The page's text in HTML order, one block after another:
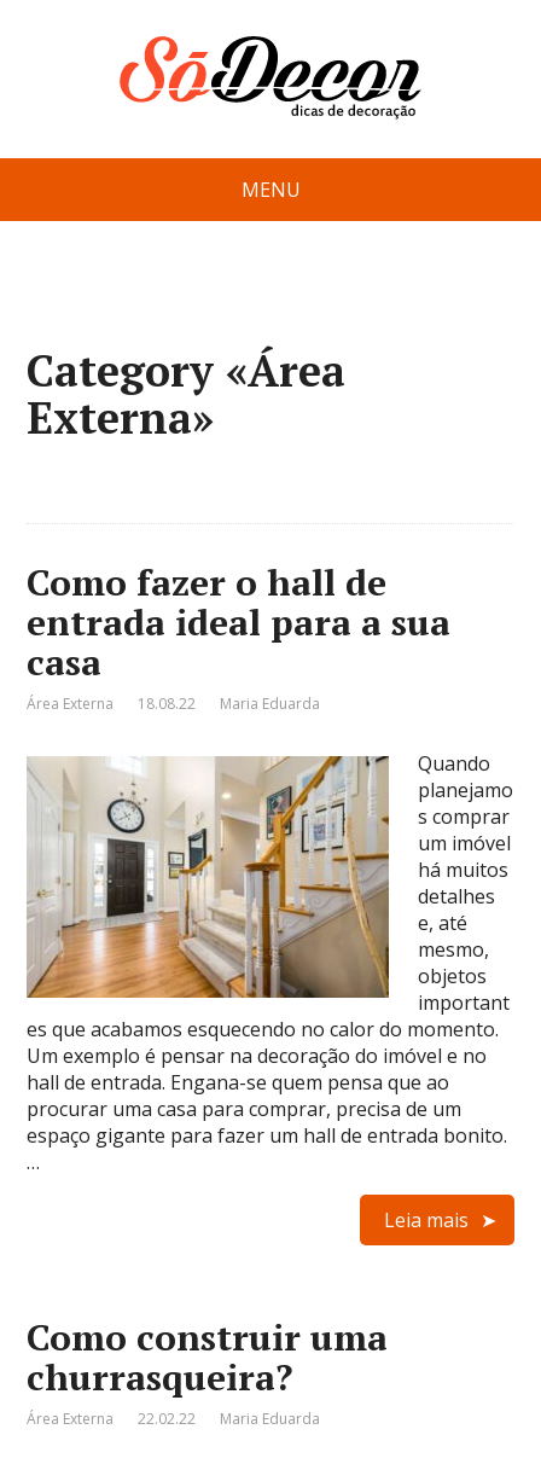
MENU
Category «Área
Externa»
Como fazer o hall de
entrada ideal para a sua
casa
Área Externa 18.08.22 Maria Eduarda
Quando
planejamo
s comprar
um imóvel
há muitos
detalhes
e, até
mesmo,
objetos
important
es que acabamos esquecendo no calor do momento.
Um exemplo é pensar na decoração do imóvel e no
hall de entrada. Engana-se quem pensa que ao
procurar uma casa para comprar, precisa de um
espaço gigante para fazer um hall de entrada bonito.
…
Leia mais
Como construir uma
churrasqueira?
Área Externa 22.02.22 Maria Eduarda